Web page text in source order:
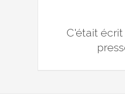
C'était écrit